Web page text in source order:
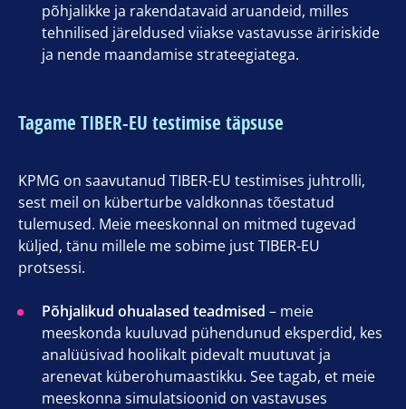
põhjalikke ja rakendatavaid aruandeid, milles
tehnilised järeldused viiakse vastavusse äririskide
ja nende maandamise strateegiatega.
Tagame TIBER-EU testimise täpsuse
KPMG on saavutanud TIBER-EU testimises juhtrolli,
sest meil on küberturbe valdkonnas tõestatud
tulemused. Meie meeskonnal on mitmed tugevad
küljed, tänu millele me sobime just TIBER-EU
protsessi.
Põhjalikud ohualased teadmised – meie
meeskonda kuuluvad pühendunud eksperdid, kes
analüüsivad hoolikalt pidevalt muutuvat ja
arenevat küberohumaastikku. See tagab, et meie
meeskonna simulatsioonid on vastavuses